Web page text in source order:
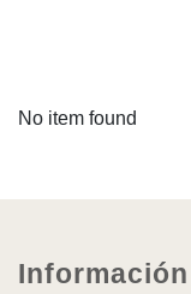
No item found
Información